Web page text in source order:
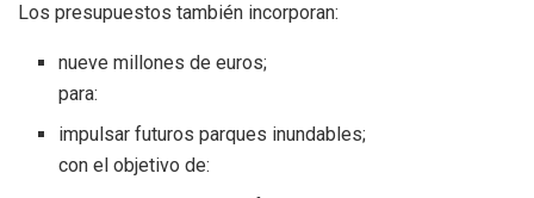
Los presupuestos también incorporan:
nueve millones de euros;
para:
impulsar futuros parques inundables;
con el objetivo de: